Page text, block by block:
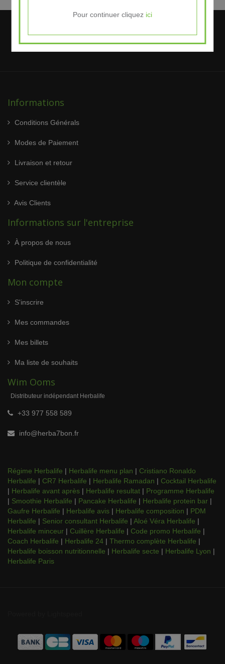
Informations
Conditions Générals
Modes de Paiement
Livraison et retour
Service clientèle
Avis Clients
Informations sur l'entreprise
À propos de nous
Politique de confidentialité
Mon compte
S'inscrire
Mes commandes
Mes billets
Ma liste de souhaits
Wim Ooms
Distributeur indépendant Herbalife
+33 977 558 589
info@herba7bon.fr
Régime Herbalife | Herbalife menu plan | Cristiano Ronaldo
Herbalife | CR7 Herbalife | Herbalife Ramadan | Cocktail Herbalife
| Herbalife avant après | Herbalife resultat | Programme Herbalife
| Smoothie Herbalife | Pancake Herbalife | Herbalife protein bar |
Gaufre Herbalife | Herbalife avis | Herbalife composition | PDM
Herbalife | Senior consultant Herbalife | Aloé Véra Herbalife |
Herbalife minceur | Cuillère Herbalife | Code promo Herbalife |
Coach Herbalife | Herbalife 24 | Thermo complète Herbalife |
Herbalife boisson nutritionnelle | Herbalife secte | Herbalife Lyon |
Herbalife Paris
Pour continuer cliquez ici